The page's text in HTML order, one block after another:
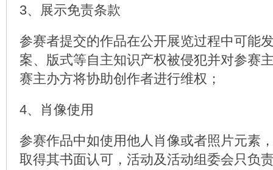
3、展示免责条款
参赛者提交的作品在公开展览过程中可能
案、版式等自主知识产权被侵犯并对参赛
赛主办方将协助创作者进行维权；
4、肖像使用
参赛作品中如使用他人肖像或者照片元素
取得其书面认可，活动及活动组委会只负